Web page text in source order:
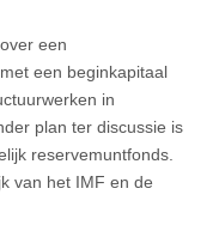
een
een beginkapitaal
in
plan ter discussie is
reservemuntfonds.
van het IMF en de